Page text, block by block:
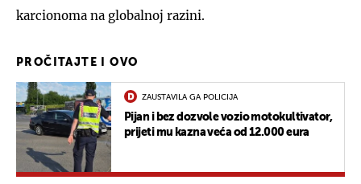
karcionoma na globalnoj razini.
PROČITAJTE I OVO
ZAUSTAVILA GA POLICIJA
Pijan i bez dozvole vozio motokultivator,
prijeti mu kazna veća od 12.000 eura